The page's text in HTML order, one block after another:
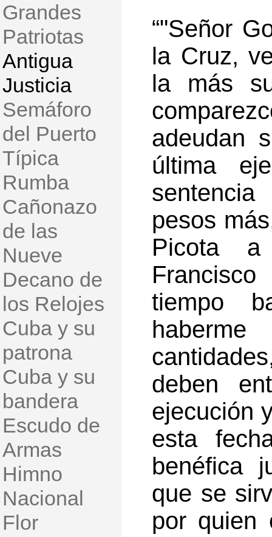
Grandes
Patriotas
Antigua
Justicia
Semáforo
del Puerto
Típica
Rumba
Cañonazo
de las
Nueve
Decano de
los Relojes
Cuba y su
patrona
Cuba y su
bandera
Escudo de
Armas
Himno
Nacional
Flor
“"Señor
la Cruz,
la más
adeudan
última
pesos
Picota
tiempo
deben
ejecución
esta
benéfica
que se
por quien